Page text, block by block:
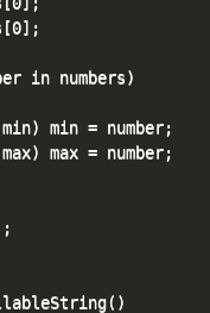
in numbers)
min = number;
max = number;